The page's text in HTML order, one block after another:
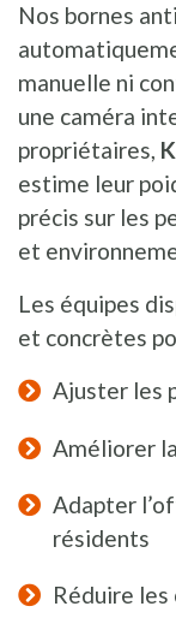
Nos bornes
manuelle ni
une caméra
propriétaires,
estime leur
précis sur les
et
Les équipes
et concrètes
Ajuster les
Améliorer
Adapter
résidents
Réduire les